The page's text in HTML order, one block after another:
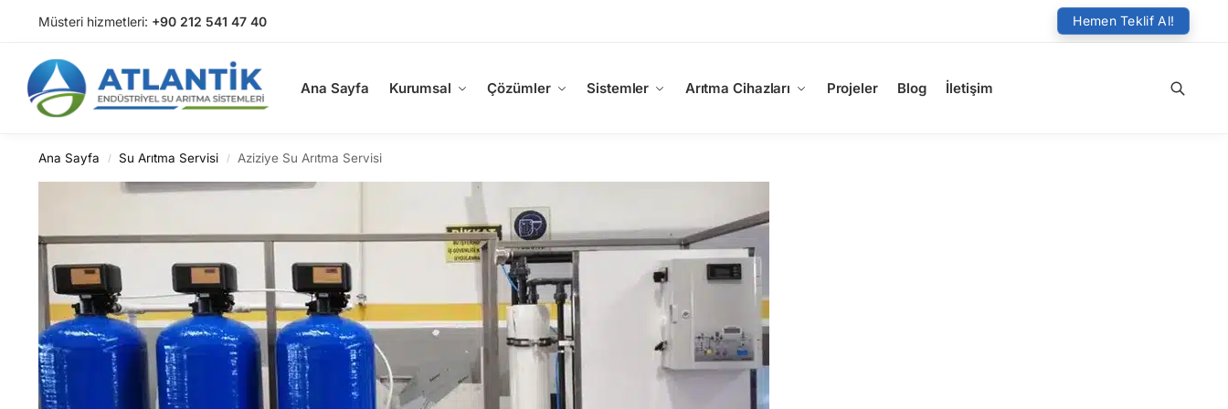
Müsteri hizmetleri: +90 212 541 47 40 Hemen Teklif Al!
Ana Sayfa Kurumsal Çözümler Sistemler Arıtma Cihazları Projeler Blog İletişim
Arama
Ara
Ana Sayfa / Su Arıtma Servisi / Aziziye Su Arıtma Servisi